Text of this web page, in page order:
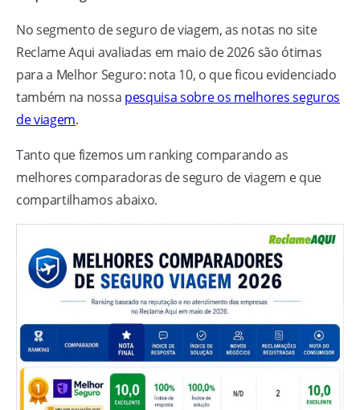
No segmento de seguro de viagem, as notas no site
Reclame Aqui avaliadas em maio de 2026 são ótimas
para a Melhor Seguro: nota 10, o que ficou evidenciado
também na nossa pesquisa sobre os melhores seguros
de viagem.
Tanto que fizemos um ranking comparando as
melhores comparadoras de seguro de viagem e que
compartilhamos abaixo.